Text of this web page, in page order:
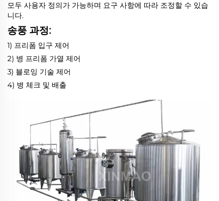
모두 사용자 정의가 가능하며 요구 사항에 따라 조정할 수 있습
니다.
송풍 과정:
1) 프리폼 입구 제어
2) 병 프리폼 가열 제어
3) 블로잉 기술 제어
4) 병 체크 및 배출